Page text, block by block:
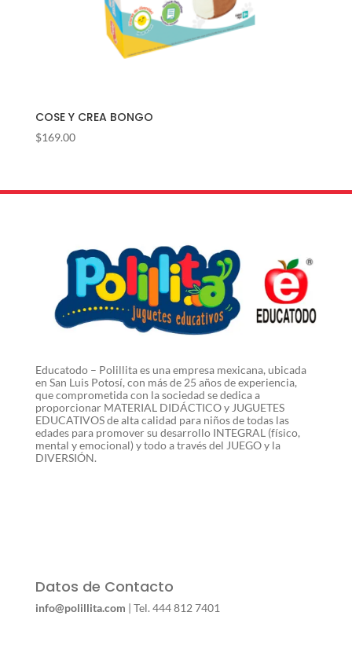
COSE Y CREA BONGO
$169.00
Educatodo – Polillita es una empresa mexicana, ubicada
en San Luis Potosí, con más de 25 años de experiencia,
que comprometida con la sociedad se dedica a
proporcionar MATERIAL DIDÁCTICO y JUGUETES
EDUCATIVOS de alta calidad para niños de todas las
edades para promover su desarrollo INTEGRAL (físico,
mental y emocional) y todo a través del JUEGO y la
DIVERSIÓN.
Datos de Contacto
info@polillita.com | Tel. 444 812 7401